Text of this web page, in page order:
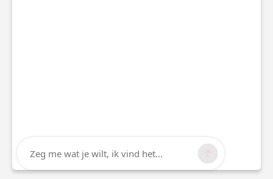
Zeg me wat je wilt, ik vind het...